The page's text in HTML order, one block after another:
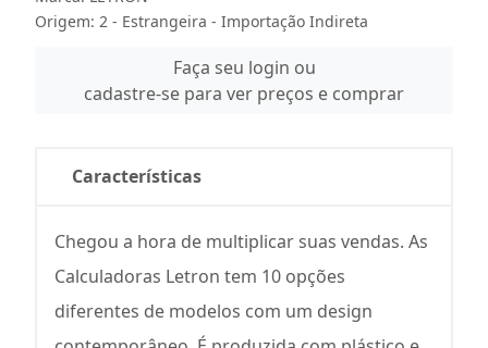
Origem: 2 - Estrangeira - Importação Indireta
Faça seu login ou
cadastre-se para ver preços e comprar
Características
Chegou a hora de multiplicar suas vendas. As
Calculadoras Letron tem 10 opções
diferentes de modelos com um design